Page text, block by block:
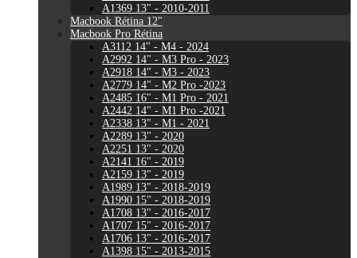
A1369 13" - 2010-2011
Macbook Rétina 12"
Macbook Pro Rétina
A3112 14" - M4 - 2024
A2992 14" - M3 Pro - 2023
A2918 14" - M3 - 2023
A2779 14" - M2 Pro -2023
A2485 16" - M1 Pro - 2021
A2442 14" - M1 Pro -2021
A2338 13" - M1 - 2021
A2289 13" - 2020
A2251 13" - 2020
A2141 16" - 2019
A2159 13" - 2019
A1989 13" - 2018-2019
A1990 15" - 2018-2019
A1708 13" - 2016-2017
A1707 15" - 2016-2017
A1706 13" - 2016-2017
A1398 15" - 2013-2015